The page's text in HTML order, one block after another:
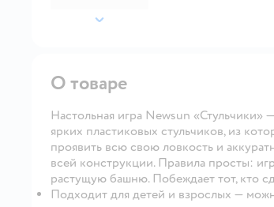
далее
О товаре
Настольная игра Newsun «Стульчики»
ярких пластиковых стульчиков, из
проявить всю свою ловкость и
всей конструкции. Правила просты:
растущую башню. Побеждает тот, кто
Подходит для детей и взрослых —